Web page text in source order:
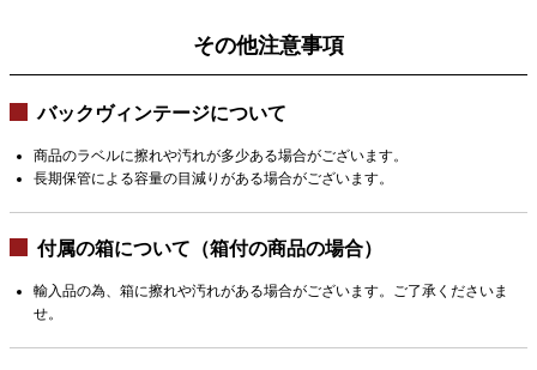
その他注意事項
バックヴィンテージについて
商品のラベルに擦れや汚れが多少ある場合がございます。
長期保管による容量の目減りがある場合がございます。
付属の箱について（箱付の商品の場合）
輸入品の為、箱に擦れや汚れがある場合がございます。ご了承くださいま
せ。